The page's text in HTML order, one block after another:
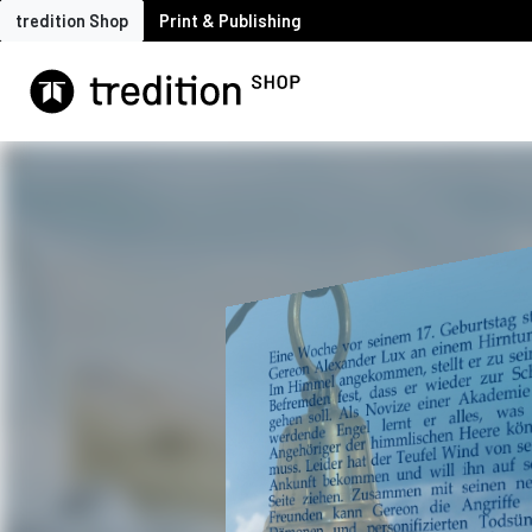
tredition Shop Print & Publishing